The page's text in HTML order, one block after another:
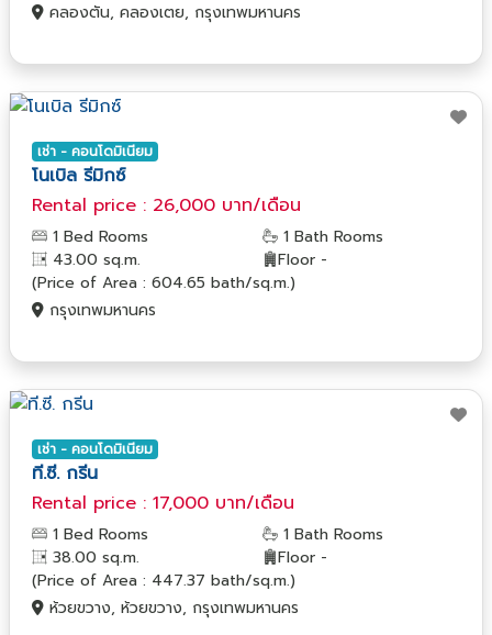
คลองตัน, คลองเตย, กรุงเทพมหานคร
เช่า - คอนโดมิเนียม
โนเบิล รีมิกซ์
Rental price : 26,000 บาท/เดือน
1 Bed Rooms
1 Bath Rooms
43.00 sq.m.
Floor -
(Price of Area : 604.65 bath/sq.m.)
กรุงเทพมหานคร
เช่า - คอนโดมิเนียม
ที.ซี. กรีน
Rental price : 17,000 บาท/เดือน
1 Bed Rooms
1 Bath Rooms
38.00 sq.m.
Floor -
(Price of Area : 447.37 bath/sq.m.)
ห้วยขวาง, ห้วยขวาง, กรุงเทพมหานคร